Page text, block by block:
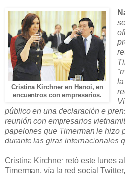
Cristina Kirchner en Hanoi, en
encuentros con empresarios.
la
público en una declaración e
reunión con empresarios
papelones que Timerman le hizo
durante las giras internacionales
Cristina Kirchner retó este lunes
Timerman, vía la red social